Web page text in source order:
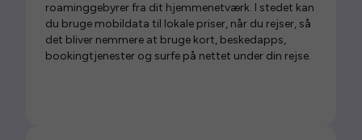
roaminggebyrer fra dit hjemmenetværk. I stedet kan
du bruge mobildata til lokale priser, når du rejser, så
det bliver nemmere at bruge kort, beskedapps,
bookingtjenester og surfe på nettet under din rejse.